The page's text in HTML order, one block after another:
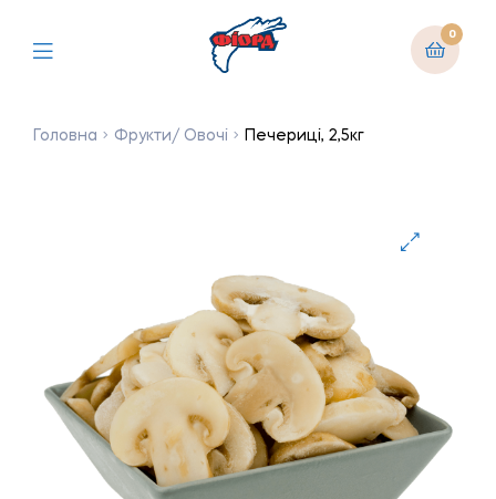
0
Головна Фрукти/ Овочі Печериці, 2,5кг